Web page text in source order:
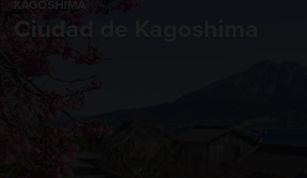
KAGOSHIMA
Ciudad de Kagoshima